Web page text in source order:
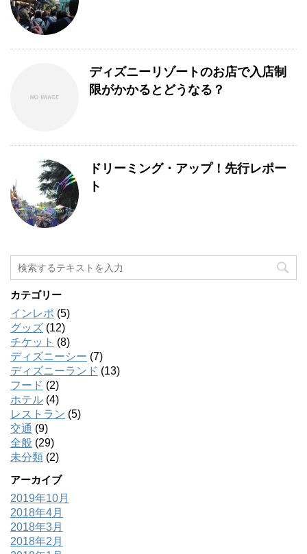
ディズニーリゾートのお店で入店制
限がかかるとどうなる？
ドリーミング・アップ！先行レポー
ト
カテゴリー
インレポ (5)
グッズ (12)
チケット (8)
ディズニーシー (7)
ディズニーランド (13)
フード (2)
ホテル (4)
レストラン (5)
交通 (9)
全般 (29)
未分類 (2)
アーカイブ
2019年10月
2018年4月
2018年3月
2018年2月